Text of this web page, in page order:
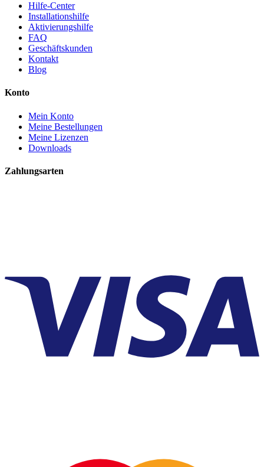
Hilfe-Center
Installationshilfe
Aktivierungshilfe
FAQ
Geschäftskunden
Kontakt
Blog
Konto
Mein Konto
Meine Bestellungen
Meine Lizenzen
Downloads
Zahlungsarten